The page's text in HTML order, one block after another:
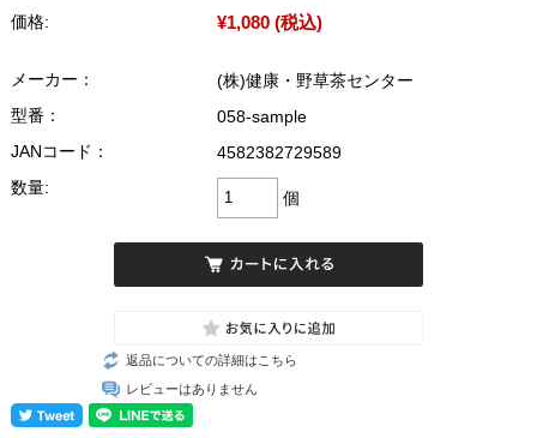
価格: ¥1,080 (税込)
メーカー：
(株)健康・野草茶センター
型番：
058-sample
JANコード：
4582382729589
数量:
個
返品についての詳細はこちら
レビューはありません